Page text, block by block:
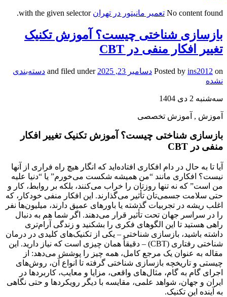
No content found تعمیر مانیتور در تهران with the given selector.
بازسازی شناختی چیست؟ آموزش تکنیک
تغییر افکار منفی در CBT
Posted by ins2012 on دسامبر 23, 2025 and filed under دسته‌بندی
نشده
سه‌شنبه 2 دی 1404
آموزش , آموزش تخصصی
بازسازی شناختی چیست؟ آموزش تکنیک تغییر افکار
منفی در CBT
آیا تا به حال در دام افکاری افتاده‌اید که انگار هیچ راه فراری از آنها
نیست؟ افکاری مانند “من همیشه شکست می‌خورم” یا “دنیا علیه
من است” که نه تنها روزتان را خراب می‌کنند، بلکه بر روابط، کار و
حتی سلامت جسمی‌تان تأثیر می‌گذارند. این افکار منفی خودکار، که
اغلب ریشه در تجربیات گذشته یا باورهای عمیق دارند، میلیون‌ها نفر
را در سراسر جهان تحت تأثیر قرار می‌دهند. اگر شما هم به دنبال
راهی هستید تا این الگوهای فکری را بشکنید و زندگی آرام‌تری
داشته باشید، بازسازی شناختی – یکی از تکنیک‌های کلیدی در درمان
شناختی رفتاری (CBT) – دقیقاً همان چیزی است که نیاز دارید. این
مقاله به عنوان یک مرجع کامل، همه چیز را پوشش می‌دهد: از
چیستی و تاریخچه بازسازی شناختی گرفته تا انواع آن، روش‌های
اجرای گام به گام، مثال‌های واقعی، مزایا و معایب، کاربردها در
ایران و جهان، شواهد علمی، مقایسه با دیگر رویکردها و حتی نگاهی
به آینده این تکنیک.